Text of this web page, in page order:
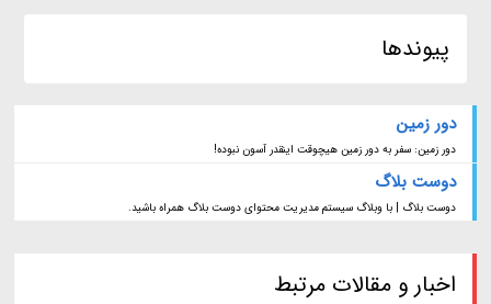
پیوندها
دور زمین
دور زمین: سفر به دور زمین هیچوقت اینقدر آسون نبوده!
دوست بلاگ
دوست بلاگ | با وبلاگ سیستم مدیریت محتوای دوست بلاگ همراه باشید.
اخبار و مقالات مرتبط